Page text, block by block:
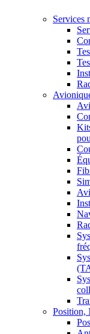
Services
Position,